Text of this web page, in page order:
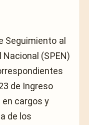
Seguimiento al
(SPEN)
de Ingreso
cargos y
de los